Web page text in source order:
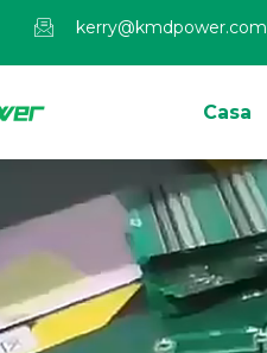
kerry@kmdpower.com
Casa